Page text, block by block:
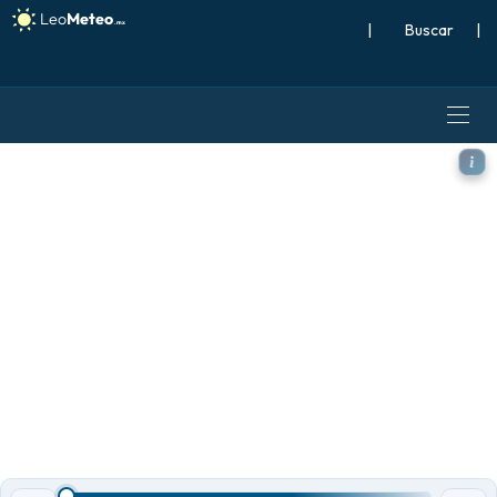
| |
ICON Alemania 2 km